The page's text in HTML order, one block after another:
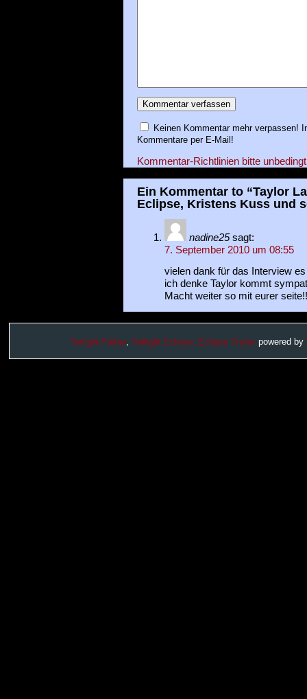
Keinen Kommentar mehr verpassen!
Kommentare per E-Mail!
Kommentar-Richtlinien bitte
Ein Kommentar to “Taylor
Eclipse, Kristens Kuss und
nadine25 sagt:
7. September 2010 um 08:55
vielen dank für das Interview
ich denke Taylor kommt
Macht weiter so mit eurer
Twilight Fieber, Twilight Eclipse, Eclipse Trailer powered by